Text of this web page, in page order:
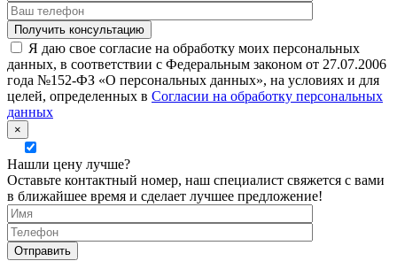
Я даю свое согласие на обработку моих персональных
данных, в соответствии с Федеральным законом от 27.07.2006
года №152-ФЗ «О персональных данных», на условиях и для
целей, определенных в Согласии на обработку персональных
данных
×
Нашли цену лучше?
Оставьте контактный номер, наш специалист свяжется с вами
в ближайшее время и сделает лучшее предложение!